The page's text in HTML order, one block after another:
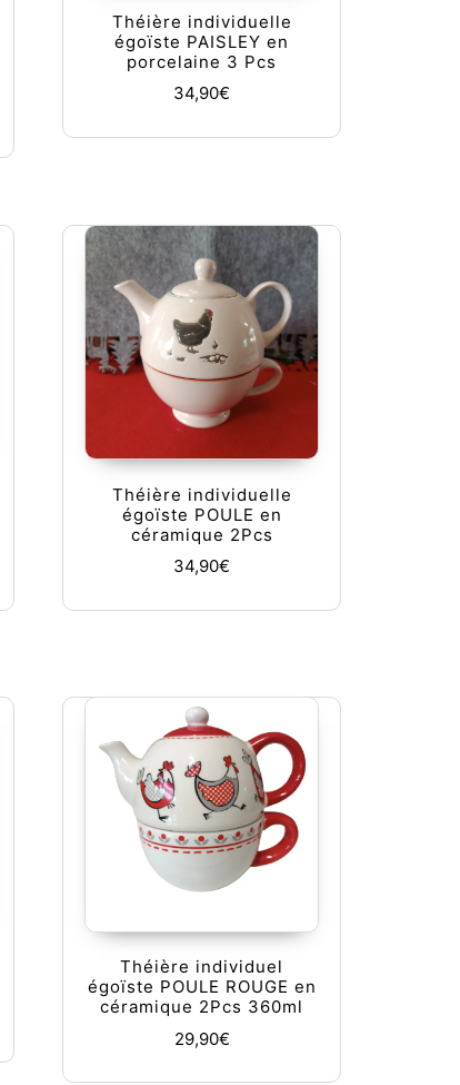
Théière individuelle
égoïste PAISLEY en
porcelaine 3 Pcs
34,90€
Théière individuelle
égoïste POULE en
céramique 2Pcs
34,90€
Théière individuel
égoïste POULE ROUGE en
céramique 2Pcs 360ml
29,90€